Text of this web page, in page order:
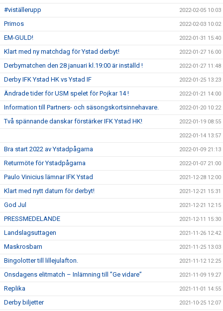
#viställerupp 2022-02-05 10:03
Primos 2022-02-03 10:02
EM-GULD! 2022-01-31 15:40
Klart med ny matchdag för Ystad derbyt! 2022-01-27 16:00
Derbymatchen den 28 januari kl.19:00 är inställd ! 2022-01-27 11:48
Derby IFK Ystad HK vs Ystad IF 2022-01-25 13:23
Ändrade tider för USM spelet för Pojkar 14 ! 2022-01-21 14:00
Information till Partners- och säsongskortsinnehavare. 2022-01-20 10:22
Två spännande danskar förstärker IFK Ystad HK! 2022-01-19 08:55
2022-01-14 13:57
Bra start 2022 av Ystadpågarna 2022-01-09 21:13
Returmöte för Ystadpågarna 2022-01-07 21:00
Paulo Vinicius lämnar IFK Ystad 2021-12-28 12:00
Klart med nytt datum för derbyt! 2021-12-21 15:31
God Jul 2021-12-21 12:15
PRESSMEDELANDE 2021-12-11 15:30
Landslagsuttagen 2021-11-26 12:42
Maskrosbarn 2021-11-25 13:03
Bingolotter till lillejulafton. 2021-11-12 12:25
Onsdagens elitmatch – Inlämning till ”Ge vidare” 2021-11-09 19:27
Replika 2021-11-01 14:55
Derby biljetter 2021-10-25 12:07